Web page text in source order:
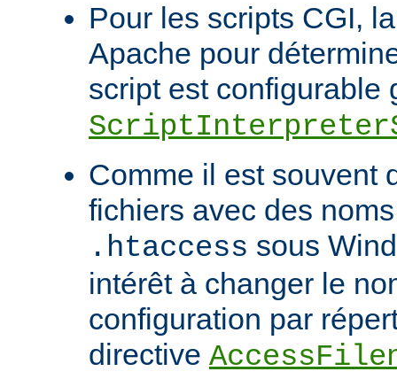
Pour les scripts CGI,
Apache pour
script est configurable
Comme il est souvent
fichiers avec des
.htaccess sous
intérêt à changer le
configuration par
directive